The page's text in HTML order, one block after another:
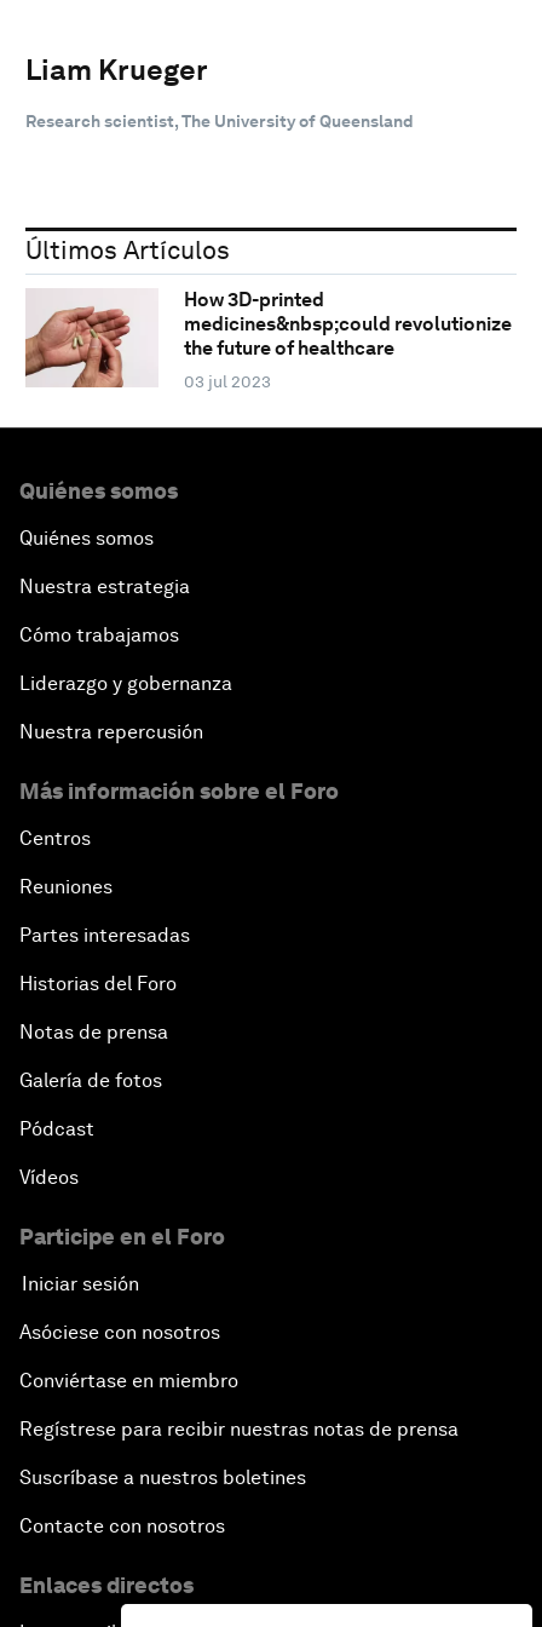
Liam Krueger
Research scientist, The University of Queensland
Últimos Artículos
How 3D-printed
medicines&nbsp;could revolutionize
the future of healthcare
03 jul 2023
Quiénes somos
Quiénes somos
Nuestra estrategia
Cómo trabajamos
Liderazgo y gobernanza
Nuestra repercusión
Más información sobre el Foro
Centros
Reuniones
Partes interesadas
Historias del Foro
Notas de prensa
Galería de fotos
Pódcast
Vídeos
Participe en el Foro
Iniciar sesión
Asóciese con nosotros
Conviértase en miembro
Regístrese para recibir nuestras notas de prensa
Suscríbase a nuestros boletines
Contacte con nosotros
Enlaces directos